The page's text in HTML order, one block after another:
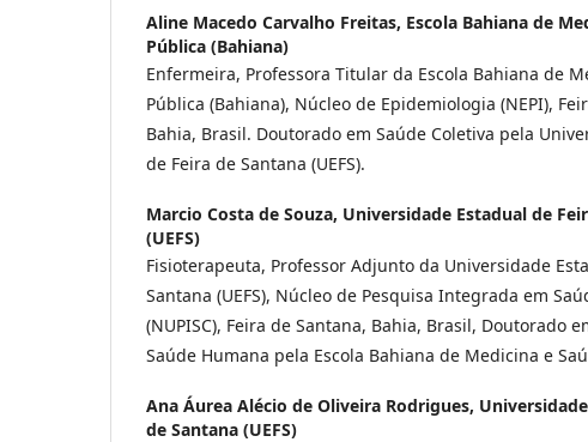
Aline Macedo Carvalho Freitas, Escola Bahiana de
Pública (Bahiana)
Enfermeira, Professora Titular da Escola Bahiana de
Pública (Bahiana), Núcleo de Epidemiologia (NEPI),
Bahia, Brasil. Doutorado em Saúde Coletiva pela
de Feira de Santana (UEFS).
Marcio Costa de Souza, Universidade Estadual de
(UEFS)
Fisioterapeuta, Professor Adjunto da Universidade
Santana (UEFS), Núcleo de Pesquisa Integrada em
(NUPISC), Feira de Santana, Bahia, Brasil, Doutorado
Saúde Humana pela Escola Bahiana de Medicina e
Ana Áurea Alécio de Oliveira Rodrigues,
de Santana (UEFS)